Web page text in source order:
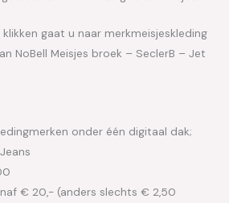
gaat u naar merkmeisjeskleding
NoBell Meisjes broek – SeclerB – Jet
onder één digitaal dak;
€ 20,- (anders slechts € 2,50